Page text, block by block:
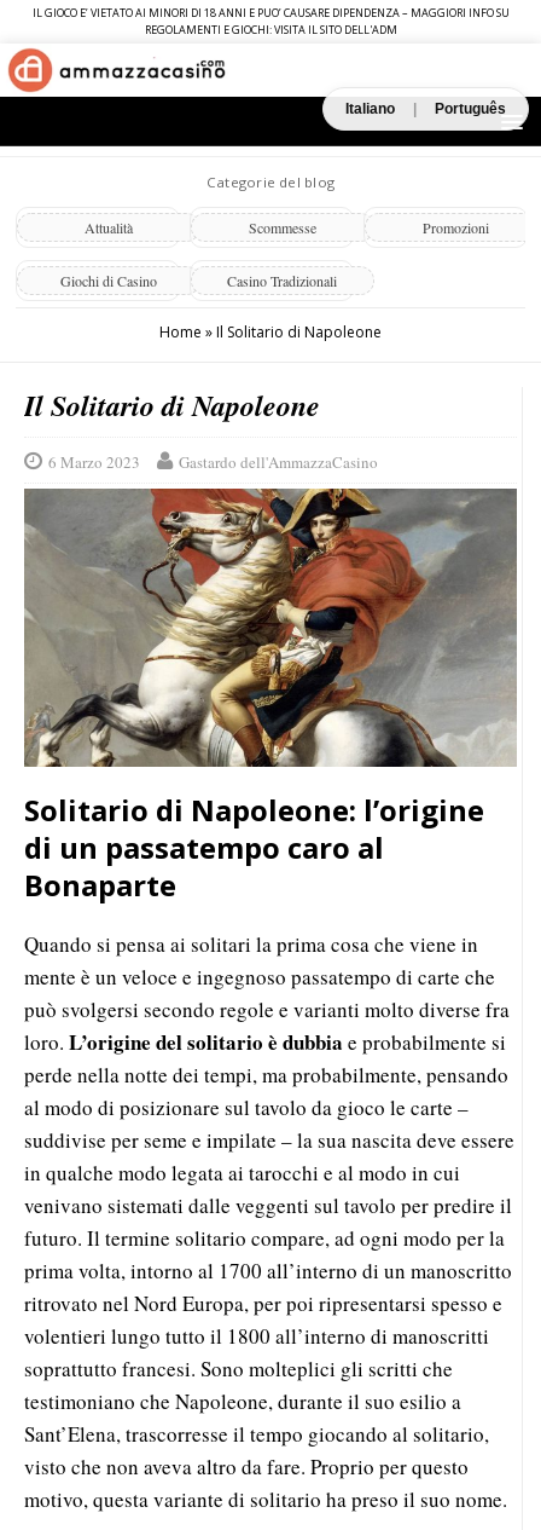
IL GIOCO E’ VIETATO AI MINORI DI 18 ANNI E PUO’ CAUSARE DIPENDENZA – MAGGIORI INFO SU
REGOLAMENTI E GIOCHI: VISITA IL SITO DELL'ADM
Categorie del blog
Attualità Scommesse Promozioni
Giochi di Casino Casino Tradizionali
Home »Il Solitario di Napoleone
Il Solitario di Napoleone
6 Marzo 2023 Gastardo dell'AmmazzaCasino
Solitario di Napoleone: l’origine
di un passatempo caro al
Bonaparte
Quando si pensa ai solitari la prima cosa che viene in
mente è un veloce e ingegnoso passatempo di carte che
può svolgersi secondo regole e varianti molto diverse fra
loro. L’origine del solitario è dubbia e probabilmente si
perde nella notte dei tempi, ma probabilmente, pensando
al modo di posizionare sul tavolo da gioco le carte –
suddivise per seme e impilate – la sua nascita deve essere
in qualche modo legata ai tarocchi e al modo in cui
venivano sistemati dalle veggenti sul tavolo per predire il
futuro. Il termine solitario compare, ad ogni modo per la
prima volta, intorno al 1700 all’interno di un manoscritto
ritrovato nel Nord Europa, per poi ripresentarsi spesso e
volentieri lungo tutto il 1800 all’interno di manoscritti
soprattutto francesi. Sono molteplici gli scritti che
testimoniano che Napoleone, durante il suo esilio a
Sant’Elena, trascorresse il tempo giocando al solitario,
visto che non aveva altro da fare. Proprio per questo
motivo, questa variante di solitario ha preso il suo nome.
Italiano Português